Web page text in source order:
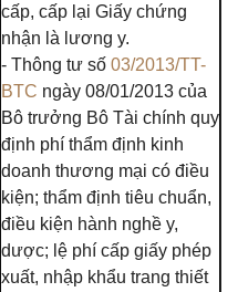
cấp, cấp lại Giấy chứng
nhận là lương y.
- Thông tư số 03/2013/TT-
BTC ngày 08/01/2013 của
Bô trưởng Bô Tài chính quy
định phí thẩm định kinh
doanh thương mại có điều
kiện; thẩm định tiêu chuẩn,
điều kiện hành nghề y,
dược; lệ phí cấp giấy phép
xuất, nhập khẩu trang thiết